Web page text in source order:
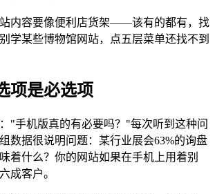
内容要像便利店货架——该有的都有，找
学某些博物馆网站，点五层菜单还找不到
项是必选项
"手机版真的有必要吗？"每次听到这种问
数据很说明问题：某行业展会63%的询盘
着什么？你的网站如果在手机上用着别
成客户。